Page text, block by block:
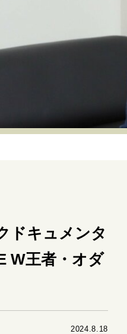
決断
ドキュメンタ
W王者・オダ
2024.8.18